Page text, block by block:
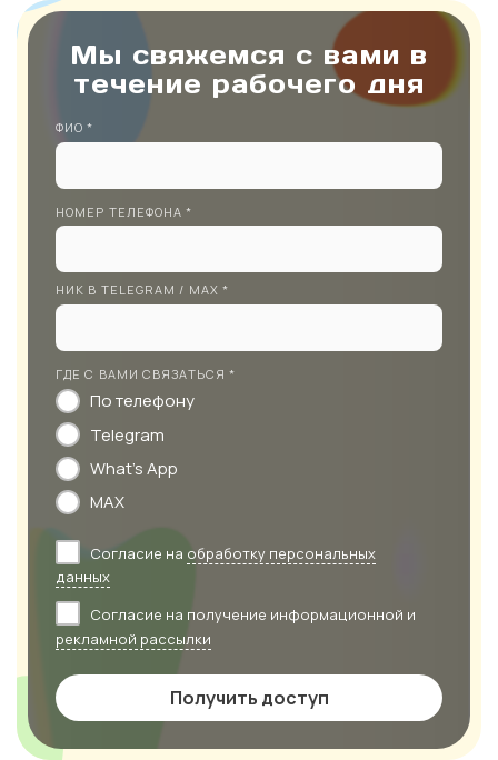
Мы свяжемся с вами в
течение рабочего дня
ФИО *
НОМЕР ТЕЛЕФОНА *
НИК В TELEGRAM / MAX *
ГДЕ С ВАМИ СВЯЗАТЬСЯ *
По телефону
Telegram
What's App
MAX
Согласие на обработку персональных
данных
Согласие на получение информационной и
рекламной рассылки
Получить доступ